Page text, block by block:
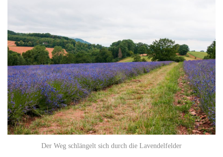
Der Weg schlängelt sich durch die Lavendelfelder